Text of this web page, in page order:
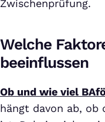
Zwischenprüfung.
Welche
beeinflussen
Ob und wie viel
hängt davon ab, ob